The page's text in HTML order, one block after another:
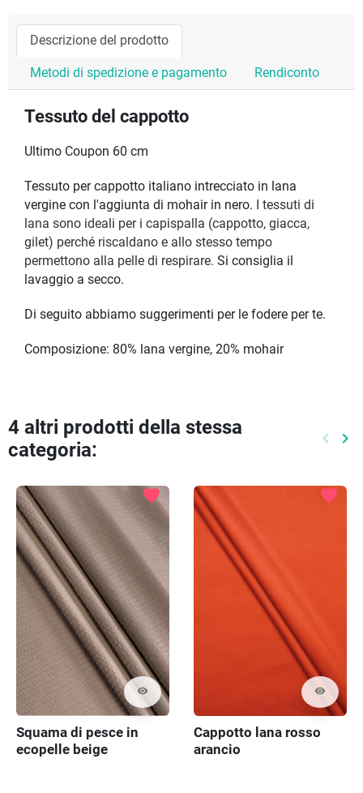
Descrizione del prodotto
Metodi di spedizione e pagamento Rendiconto
Tessuto del cappotto
Ultimo Coupon 60 cm
Tessuto per cappotto italiano intrecciato in lana
vergine con l'aggiunta di mohair in nero.
I tessuti di
lana sono ideali per i capispalla (cappotto, giacca,
gilet) perché riscaldano e allo stesso tempo
permettono alla pelle di respirare. Si consiglia il
lavaggio a secco.
Di seguito abbiamo suggerimenti per le fodere per te.
Composizione: 80% lana vergine, 20% mohair
4 altri prodotti della stessa
categoria:
keyboard_arrow_left keyboard_arrow_right
visibility
favorite
Squama di pesce in
ecopelle beige
visibility
favorite
Cappotto lana rosso
arancio